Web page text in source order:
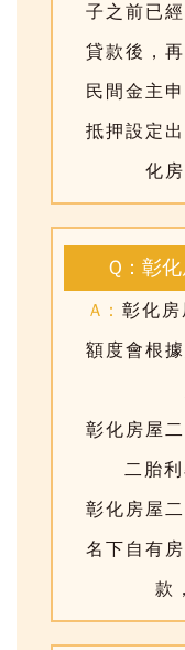
子之前已
貸款後，
民間金主
抵押設定
化
Q：彰
A： 彰化
額度會根
彰化房屋
二胎
彰化房屋
名下自有
款